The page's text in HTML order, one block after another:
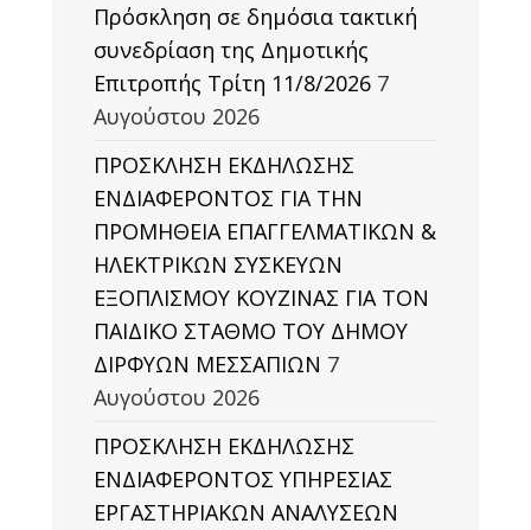
Πρόσκληση σε δημόσια τακτική
συνεδρίαση της Δημοτικής
Επιτροπής Τρίτη 11/8/2026 7
Αυγούστου 2026
ΠΡΟΣΚΛΗΣΗ ΕΚΔΗΛΩΣΗΣ
ΕΝΔΙΑΦΕΡΟΝΤΟΣ ΓΙΑ ΤΗΝ
ΠΡΟΜΗΘΕΙΑ ΕΠΑΓΓΕΛΜΑΤΙΚΩΝ &
ΗΛΕΚΤΡΙΚΩΝ ΣΥΣΚΕΥΩΝ
ΕΞΟΠΛΙΣΜΟΥ ΚΟΥΖΙΝΑΣ ΓΙΑ ΤΟΝ
ΠΑΙΔΙΚΟ ΣΤΑΘΜΟ ΤΟΥ ΔΗΜΟΥ
ΔΙΡΦΥΩΝ ΜΕΣΣΑΠΙΩΝ 7
Αυγούστου 2026
ΠΡΟΣΚΛΗΣΗ ΕΚΔΗΛΩΣΗΣ
ΕΝΔΙΑΦΕΡΟΝΤΟΣ ΥΠΗΡΕΣΙΑΣ
ΕΡΓΑΣΤΗΡΙΑΚΩΝ ΑΝΑΛΥΣΕΩΝ